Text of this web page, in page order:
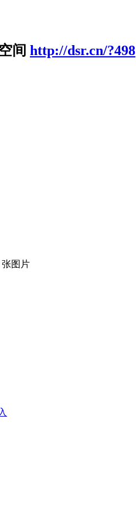
间 http://dsr.cn/?498
张图片